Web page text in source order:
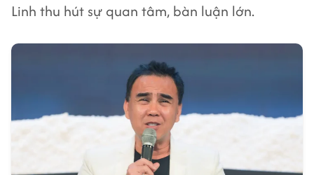
Linh thu hút sự quan tâm, bàn luận lớn.